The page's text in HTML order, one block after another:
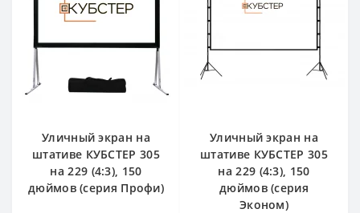
Уличный экран на
штативе КУБСТЕР 305
на 229 (4:3), 150
дюймов (серия Профи)
Уличный экран на
штативе КУБСТЕР 305
на 229 (4:3), 150
дюймов (серия
Эконом)